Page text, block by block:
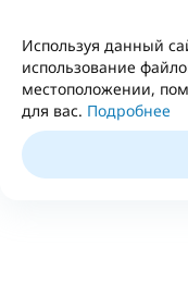
Используя данный
использование
местоположении,
для вас. Подробнее